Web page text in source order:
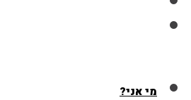
מי אני?